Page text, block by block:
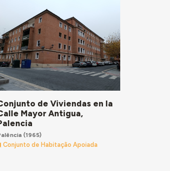
de Viviendas en la
Mayor Antigua,
(1965)
Conjunto de Habitação Apoiada